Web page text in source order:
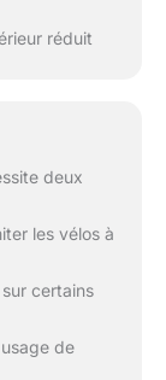
réduit
deux
les vélos à
certains
de